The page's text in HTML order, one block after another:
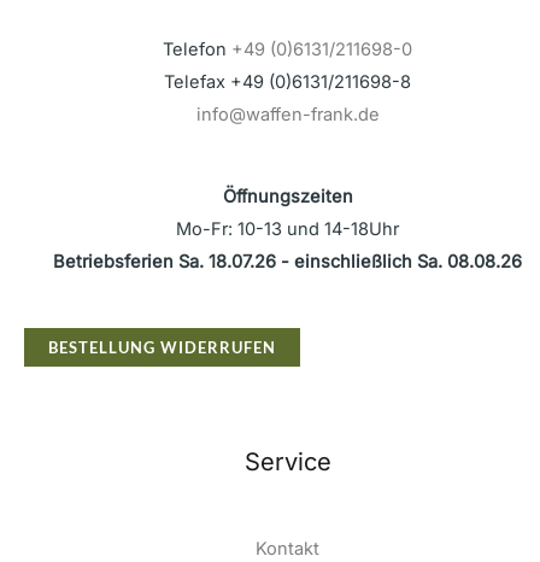
Telefon +49 (0)6131/211698-0
Telefax +49 (0)6131/211698-8
info@waffen-frank.de
Öffnungszeiten
Mo-Fr: 10-13 und 14-18Uhr
Betriebsferien Sa. 18.07.26 - einschließlich Sa. 08.08.26
BESTELLUNG WIDERRUFEN
Service
Kontakt